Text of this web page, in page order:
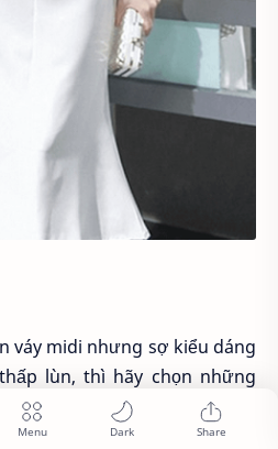
váy midi nhưng sợ kiểu dáng
lùn, thì hãy chọn những
ra đôi chân và tự khắc sẽ
man, lại rất gợi cảm. Nên